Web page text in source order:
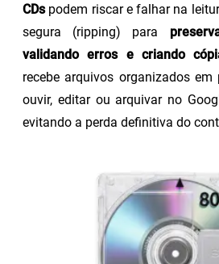
CDspodem riscar e falhar na
segura (ripping) para
validando erros e criando
recebe arquivos organizados
ouvir, editar ou arquivar no
evitando a perda definitiva do